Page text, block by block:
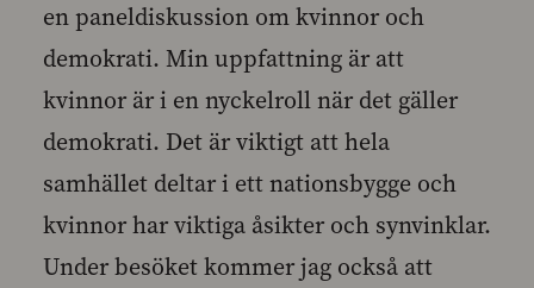
en paneldiskussion om kvinnor och
demokrati. Min uppfattning är att
kvinnor är i en nyckelroll när det gäller
demokrati. Det är viktigt att hela
samhället deltar i ett nationsbygge och
kvinnor har viktiga åsikter och synvinklar.
Under besöket kommer jag också att